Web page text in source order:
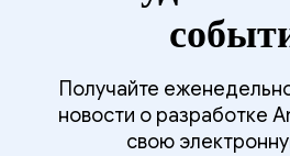
Получайте
новости о разработке
свою